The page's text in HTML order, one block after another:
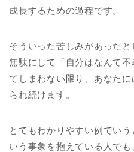
成長するための過程です。
そういった苦しみがあった
無駄にして「自分はなんて
てしまわない限り、あなた
られ続けます。
とてもわかりやすい例でい
いう事象を抱えている人で